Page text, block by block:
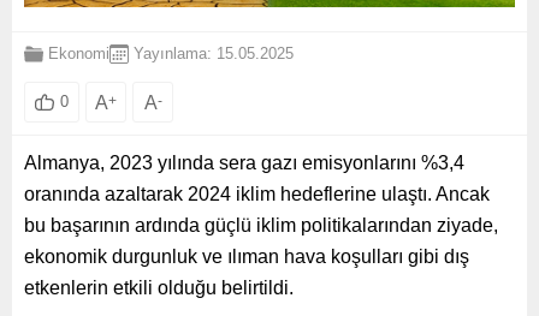
Ekonomi Yayınlama: 15.05.2025
0 A+ A-
Almanya, 2023 yılında sera gazı emisyonlarını %3,4
oranında azaltarak 2024 iklim hedeflerine ulaştı. Ancak
bu başarının ardında güçlü iklim politikalarından ziyade,
ekonomik durgunluk ve ılıman hava koşulları gibi dış
etkenlerin etkili olduğu belirtildi.